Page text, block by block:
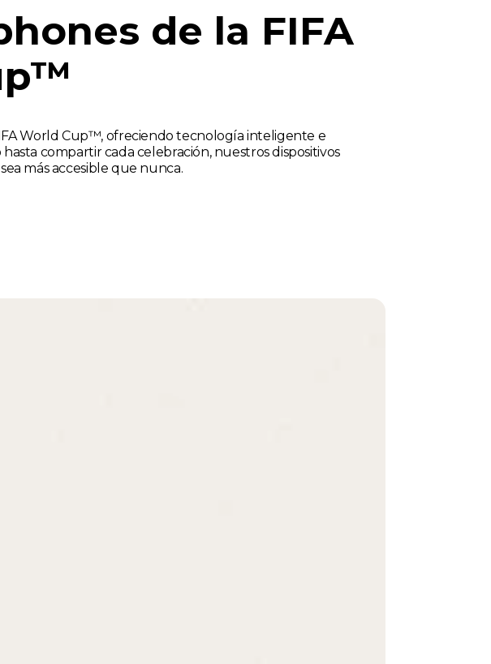
de la FIFA
World Cup™, ofreciendo tecnología inteligente e
compartir cada celebración, nuestros dispositivos
más accesible que nunca.